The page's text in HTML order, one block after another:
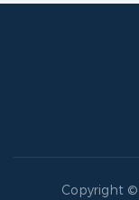
Copyright ©